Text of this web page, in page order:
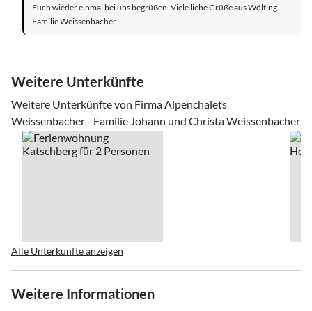
Euch wieder einmal bei uns begrüßen. Viele liebe Grüße aus Wölting
Familie Weissenbacher
Weitere Unterkünfte
Weitere Unterkünfte von Firma Alpenchalets
Weissenbacher - Familie Johann und Christa Weissenbacher
Alle Unterkünfte anzeigen
Weitere Informationen